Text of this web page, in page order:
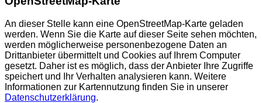
An dieser Stelle kann eine OpenStreetMap-Karte geladen
werden. Wenn Sie die Karte auf dieser Seite sehen möchten,
werden möglicherweise personenbezogene Daten an
Drittanbieter übermittelt und Cookies auf Ihrem Computer
gesetzt. Daher ist es möglich, dass der Anbieter Ihre Zugriffe
speichert und Ihr Verhalten analysieren kann. Weitere
Informationen zur Kartennutzung finden Sie in unserer
Datenschutzerklärung.